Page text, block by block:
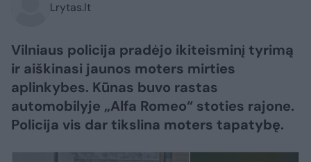
Lrytas.lt
Vilniaus policija pradėjo ikiteisminį tyrimą
ir aiškinasi jaunos moters mirties
aplinkybes. Kūnas buvo rastas
automobilyje „Alfa Romeo“ stoties rajone.
Policija vis dar tikslina moters tapatybę.